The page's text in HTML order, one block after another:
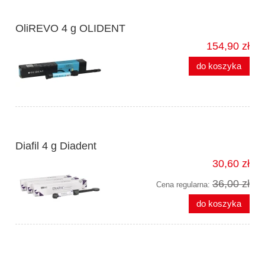
OliREVO 4 g OLIDENT
154,90 zł
do koszyka
Diafil 4 g Diadent
30,60 zł
Cena regularna: 36,00 zł
do koszyka